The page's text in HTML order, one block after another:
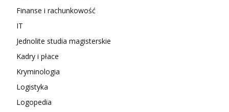
Finanse i rachunkowość
IT
Jednolite studia magisterskie
Kadry i płace
Kryminologia
Logistyka
Logopedia